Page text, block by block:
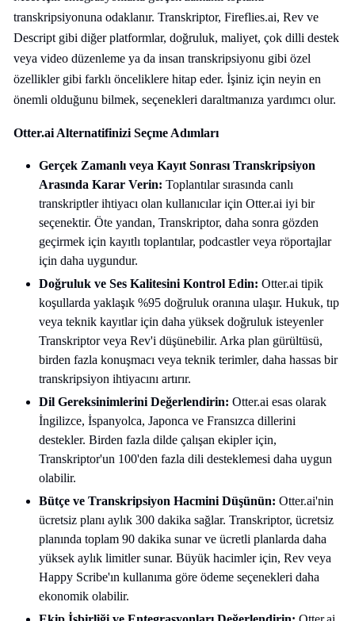
transkripsiyonuna odaklanır. Transkriptor, Fireflies.ai, Rev ve
Descript gibi diğer platformlar, doğruluk, maliyet, çok dilli destek
veya video düzenleme ya da insan transkripsiyonu gibi özel
özellikler gibi farklı önceliklere hitap eder. İşiniz için neyin en
önemli olduğunu bilmek, seçenekleri daraltmanıza yardımcı olur.
Otter.ai Alternatifinizi Seçme Adımları
Gerçek Zamanlı veya Kayıt Sonrası Transkripsiyon
Arasında Karar Verin: Toplantılar sırasında canlı
transkriptler ihtiyacı olan kullanıcılar için Otter.ai iyi bir
seçenektir. Öte yandan, Transkriptor, daha sonra gözden
geçirmek için kayıtlı toplantılar, podcastler veya röportajlar
için daha uygundur.
Doğruluk ve Ses Kalitesini Kontrol Edin: Otter.ai tipik
koşullarda yaklaşık %95 doğruluk oranına ulaşır. Hukuk, tıp
veya teknik kayıtlar için daha yüksek doğruluk isteyenler
Transkriptor veya Rev'i düşünebilir. Arka plan gürültüsü,
birden fazla konuşmacı veya teknik terimler, daha hassas bir
transkripsiyon ihtiyacını artırır.
Dil Gereksinimlerini Değerlendirin: Otter.ai esas olarak
İngilizce, İspanyolca, Japonca ve Fransızca dillerini
destekler. Birden fazla dilde çalışan ekipler için,
Transkriptor'un 100'den fazla dili desteklemesi daha uygun
olabilir.
Bütçe ve Transkripsiyon Hacmini Düşünün: Otter.ai'nin
ücretsiz planı aylık 300 dakika sağlar. Transkriptor, ücretsiz
planında toplam 90 dakika sunar ve ücretli planlarda daha
yüksek aylık limitler sunar. Büyük hacimler için, Rev veya
Happy Scribe'ın kullanıma göre ödeme seçenekleri daha
ekonomik olabilir.